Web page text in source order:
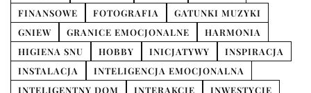
FINANSOWE
FOTOGRAFIA
GATUNKI MUZYKI
GNIEW
GRANICE EMOCJONALNE
HARMONIA
HIGIENA SNU
HOBBY INICJATYWY
INSPIRACJA
INSTALACJA
INTELIGENCJA EMOCJONALNA
INTELIGENTNY DOM
INTERAKCJE
INWESTYCJE